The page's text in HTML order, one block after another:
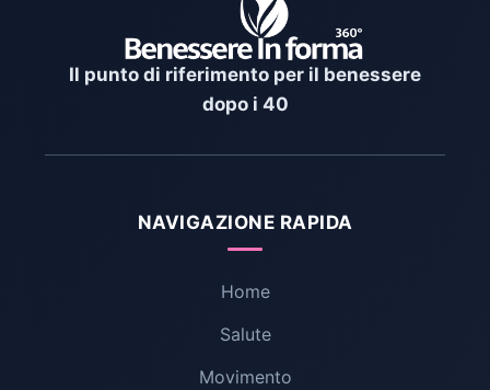
Il punto di riferimento per il benessere
dopo i 40
NAVIGAZIONE RAPIDA
Home
Salute
Movimento